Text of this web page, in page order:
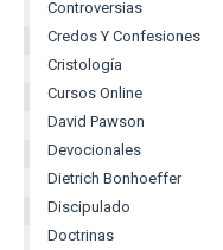
Controversias
Credos Y Confesiones
Cristología
Cursos Online
David Pawson
Devocionales
Dietrich Bonhoeffer
Discipulado
Doctrinas